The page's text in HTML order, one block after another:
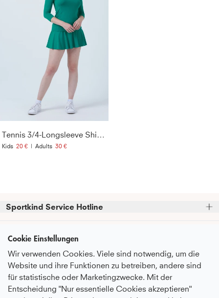
Tennis 3/4-Longsleeve Shirt, smaragd grün
Kids 20 € | Adults 30 €
Sportkind Service Hotline
entgegennehmen können.
Telefonische Unterstützung und Beratung unter:
+49 (0)821 319 499 12
Mo - Do
9:00 - 16:00 Uhr
Kundenservice
FAQ - Häufige Fragen
Serviceversprechen
Pflegeempfehlungen
Informationen
Über Uns
Newsletter
Cookie Einstellungen
Wir verwenden Cookies. Viele sind notwendig, um die
Website und ihre Funktionen zu betreiben, andere sind
für statistische oder Marketingzwecke. Mit der
Entscheidung "Nur essentielle Cookies akzeptieren"